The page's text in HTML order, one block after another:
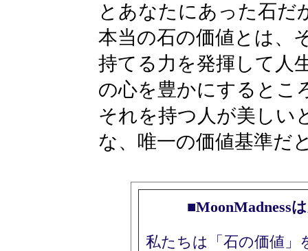
とあなたにあった石だ
本当の石の価値とは、
持てる力を発揮して人
の心を豊かにするとこ
それを持つ人が美しい
な、唯一の価値基準だ
■MoonMadness
私たちは「石の価値」